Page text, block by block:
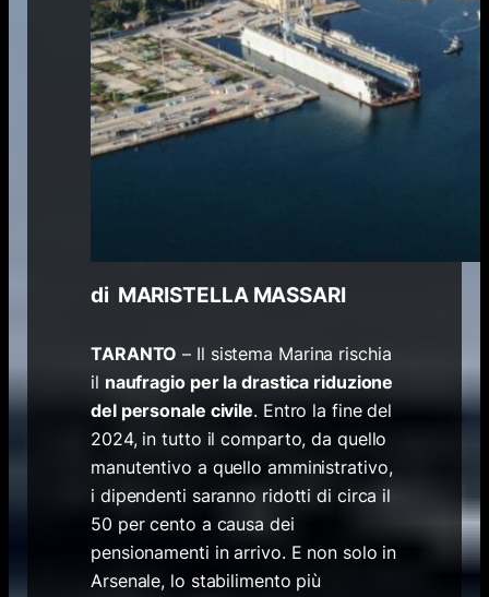
di MARISTELLA MASSARI
TARANTO – Il sistema Marina rischia
il naufragio per la drastica riduzione
del personale civile. Entro la fine del
2024, in tutto il comparto, da quello
manutentivo a quello amministrativo,
i dipendenti saranno ridotti di circa il
50 per cento a causa dei
pensionamenti in arrivo. E non solo in
Arsenale, lo stabilimento più